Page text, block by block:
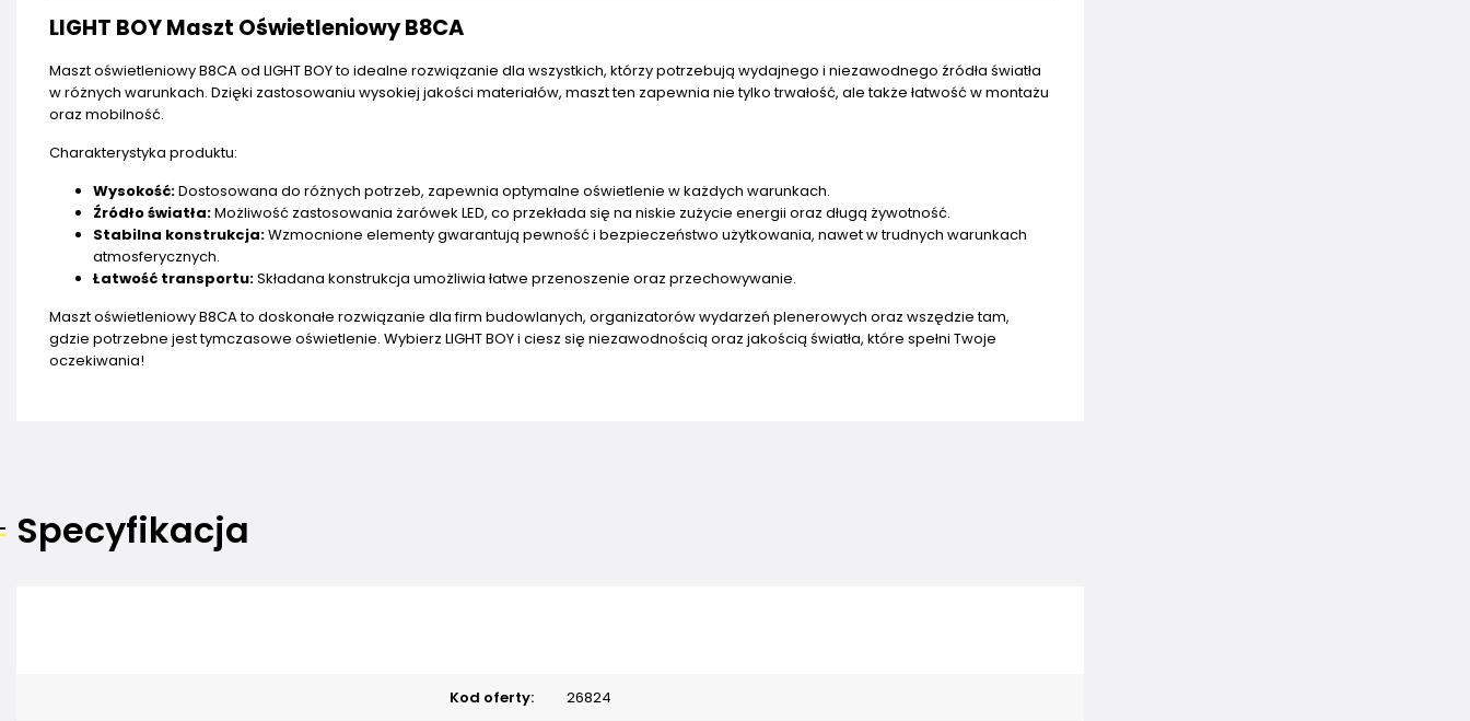
LIGHT BOY Maszt Oświetleniowy B8CA
Maszt oświetleniowy B8CA od LIGHT BOY to idealne rozwiązanie dla wszystkich, którzy potrzebują wydajnego i niezawodnego źródła światła
w różnych warunkach. Dzięki zastosowaniu wysokiej jakości materiałów, maszt ten zapewnia nie tylko trwałość, ale także łatwość w montażu
oraz mobilność.
Charakterystyka produktu:
Wysokość:Dostosowana do różnych potrzeb, zapewnia optymalne oświetlenie w każdych warunkach.
Źródło światła:Możliwość zastosowania żarówek LED, co przekłada się na niskie zużycie energii oraz długą żywotność.
Stabilna konstrukcja:Wzmocnione elementy gwarantują pewność i bezpieczeństwo użytkowania, nawet w trudnych warunkach
atmosferycznych.
Łatwość transportu:Składana konstrukcja umożliwia łatwe przenoszenie oraz przechowywanie.
Maszt oświetleniowy B8CA to doskonałe rozwiązanie dla firm budowlanych, organizatorów wydarzeń plenerowych oraz wszędzie tam,
gdzie potrzebne jest tymczasowe oświetlenie. Wybierz LIGHT BOY i ciesz się niezawodnością oraz jakością światła, które spełni Twoje
oczekiwania!
Specyfikacja
Kod oferty: 26824